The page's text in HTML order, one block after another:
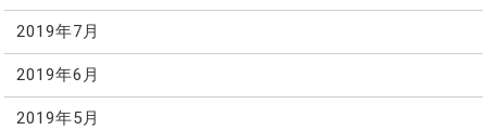
2019年7月
2019年6月
2019年5月